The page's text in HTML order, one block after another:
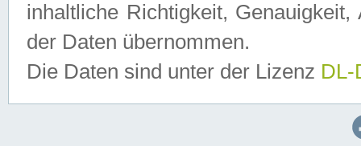
inhaltliche Richtigkeit,
der Daten übernommen.
Die Daten sind unter der Lizenz